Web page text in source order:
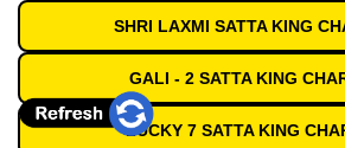
SHRI LAXMI SATTA KING
GALI - 2 SATTA KING
LUCKY 7 SATTA KING